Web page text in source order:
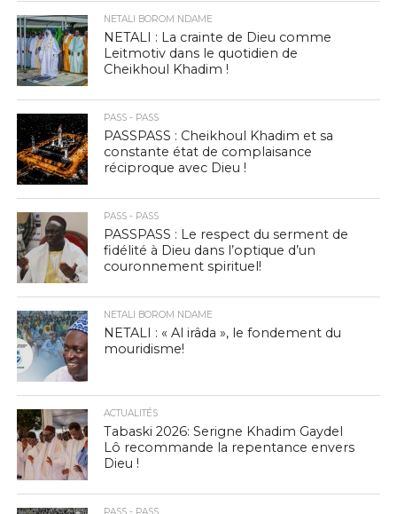
NETALI BOROM NDAME
NETALI : La crainte de Dieu comme
Leitmotiv dans le quotidien de
Cheikhoul Khadim !
PASS - PASS
PASSPASS : Cheikhoul Khadim et sa
constante état de complaisance
réciproque avec Dieu !
PASS - PASS
PASSPASS : Le respect du serment de
fidélité à Dieu dans l’optique d’un
couronnement spirituel!
NETALI BOROM NDAME
NETALI : « Al irâda », le fondement du
mouridisme!
ACTUALITÉS
Tabaski 2026: Serigne Khadim Gaydel
Lô recommande la repentance envers
Dieu !
PASS - PASS